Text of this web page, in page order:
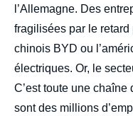
l’Allemagne. Des
fragilisées par le
chinois BYD ou
électriques. Or, le
C’est toute une
sont des millions